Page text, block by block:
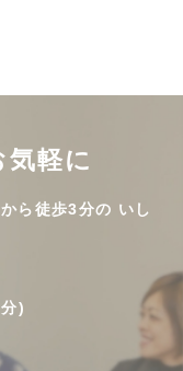
軽に
ら徒歩3分の いし
)